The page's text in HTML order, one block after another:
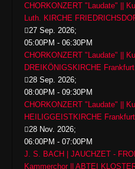
CHORKONZERT "Laudate" ||
Luth. KIRCHE
27 Sep. 2026;
05:00PM - 06:30PM
CHORKONZERT "Laudate" ||
DREIKÖNIGSKIRCHE
28 Sep. 2026;
08:00PM - 09:30PM
CHORKONZERT "Laudate" ||
HEILIGGEISTKIRCHE Frankfurt
28 Nov. 2026;
06:00PM - 07:00PM
J. S. BACH | JAUCHZET -
Kammerchor || ABTEI